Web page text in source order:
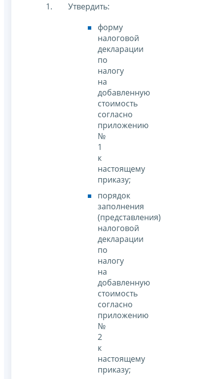
Утвердить:
форму
налоговой
декларации
по
налогу
на
добавленную
стоимость
согласно
приложению
№
1
к
настоящему
приказу;
порядок
заполнения
(представления)
налоговой
декларации
по
налогу
на
добавленную
стоимость
согласно
приложению
№
2
к
настоящему
приказу;